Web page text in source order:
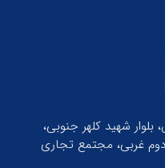
شهید کلهر جنوبی،
غربی، مجتمع تجاری